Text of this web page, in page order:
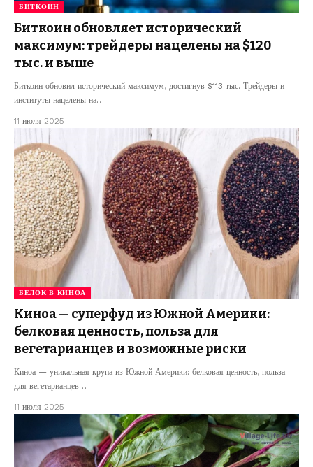
БИТКОИН
Биткоин обновляет исторический
максимум: трейдеры нацелены на $120
тыс. и выше
Биткоин обновил исторический максимум, достигнув $113 тыс. Трейдеры и
институты нацелены на…
11 июля 2025
БЕЛОК В КИНОА
Киноа — суперфуд из Южной Америки:
белковая ценность, польза для
вегетарианцев и возможные риски
Киноа — уникальная крупа из Южной Америки: белковая ценность, польза
для вегетарианцев…
11 июля 2025